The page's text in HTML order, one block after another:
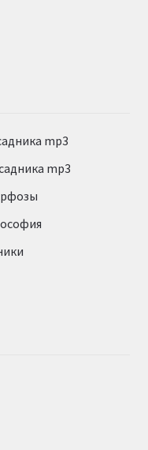
mp3
mp3